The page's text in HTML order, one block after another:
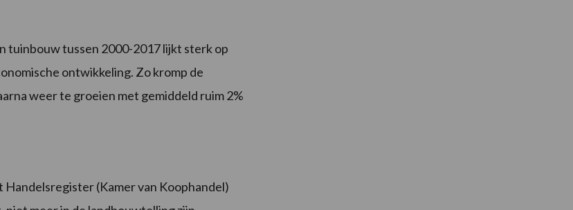
tuinbouw tussen 2000-2017 lijkt sterk op
ontwikkeling. Zo kromp de
weer te groeien met gemiddeld ruim 2%
(Kamer van Koophandel)